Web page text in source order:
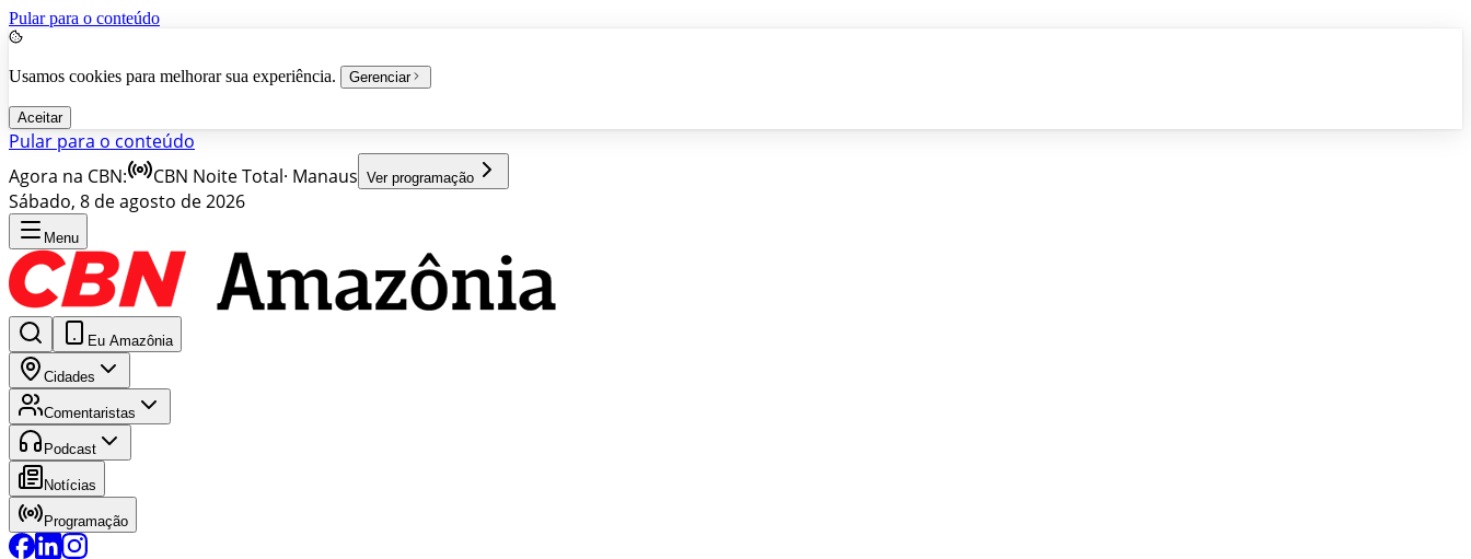
Pular para o conteúdo
Usamos cookies para melhorar sua experiência. Gerenciar
Aceitar
Pular para o conteúdo
Agora na CBN:
CBN Noite Total· Manaus Ver programação
Sábado, 8 de agosto de 2026
Menu
Eu Amazônia
Cidades
Comentaristas
Podcast
Notícias
Programação